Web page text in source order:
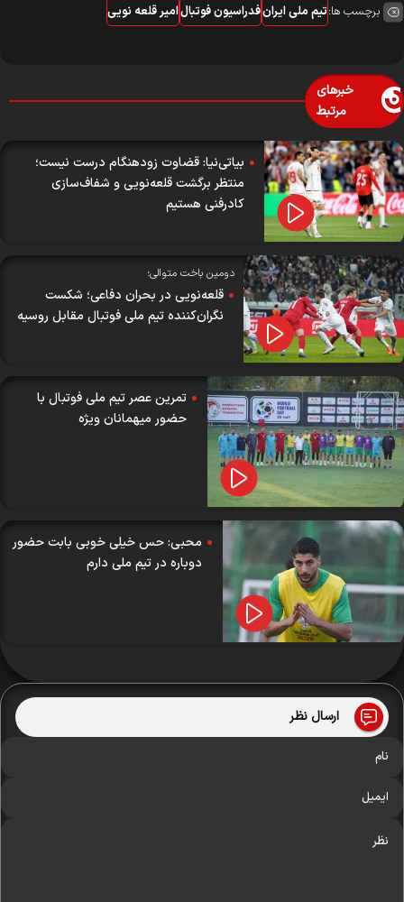
برچسب ها:تیم ملی ایرانفدراسیون فوتبالامیر قلعه نویی
خبرهای
مرتبط
بیاتی‌نیا: قضاوت زودهنگام درست نیست؛
منتظر برگشت قلعه‌نویی و شفاف‌سازی
کادرفنی هستیم
دومین باخت متوالی؛
قلعه‌نویی در بحران دفاعی؛ شکست
نگران‌کننده تیم ملی فوتبال مقابل روسیه
تمرین عصر تیم ملی فوتبال با
حضور میهمانان ویژه
محبی: حس خیلی خوبی بابت حضور
دوباره در تیم ملی دارم
ارسال نظر